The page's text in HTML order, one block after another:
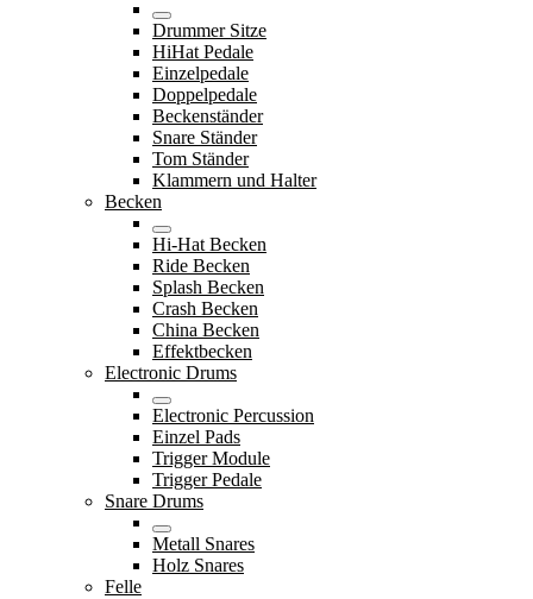
Drummer Sitze
HiHat Pedale
Einzelpedale
Doppelpedale
Beckenständer
Snare Ständer
Tom Ständer
Klammern und Halter
Becken
Hi-Hat Becken
Ride Becken
Splash Becken
Crash Becken
China Becken
Effektbecken
Electronic Drums
Electronic Percussion
Einzel Pads
Trigger Module
Trigger Pedale
Snare Drums
Metall Snares
Holz Snares
Felle